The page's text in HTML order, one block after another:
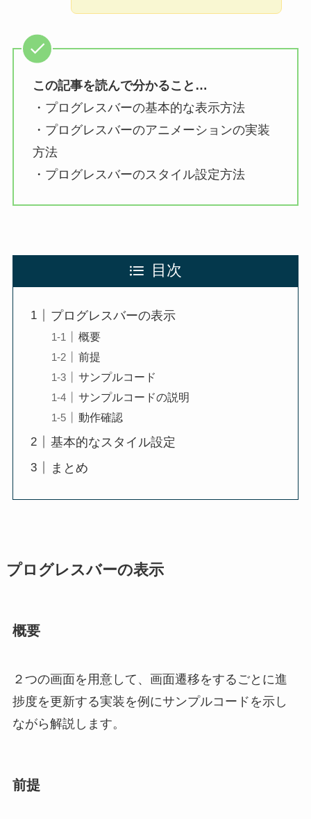
この記事を読んで分かること…
・プログレスバーの基本的な表示方法
・プログレスバーのアニメーションの実装
方法
・プログレスバーのスタイル設定方法
目次
プログレスバーの表示
概要
前提
サンプルコード
サンプルコードの説明
動作確認
基本的なスタイル設定
まとめ
プログレスバーの表示
概要
２つの画面を用意して、画面遷移をするごとに進
捗度を更新する実装を例にサンプルコードを示し
ながら解説します。
前提